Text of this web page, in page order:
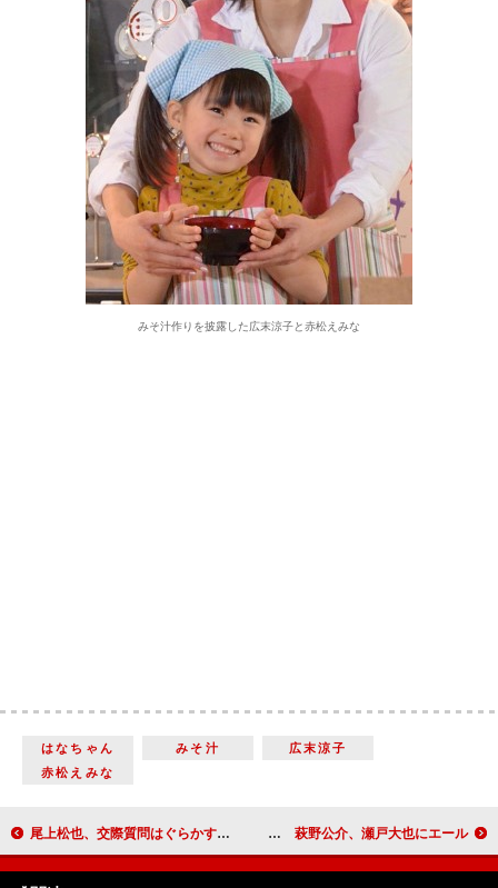
みそ汁作りを披露した広末涼子と赤松えみな
はなちゃん みそ汁
広末涼子
赤松えみな
尾上松也、交際質問はぐらかす 「あの方って誰なんですかね？」 小島瑠璃子、東京五輪は「開会式希望」 萩野公介、瀬戸大也にエール